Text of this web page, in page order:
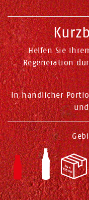
Helfen Sie
Regeneration
In handlicher